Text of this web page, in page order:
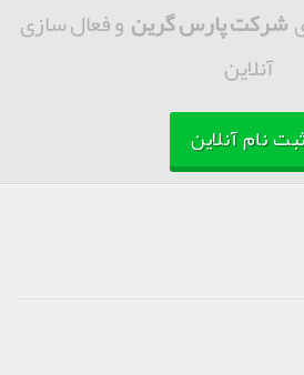
پارس گرینو فعال سازی
آنلاین
نام آنلاین